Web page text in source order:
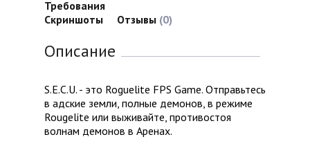
Требования
Скриншоты
Отзывы (0)
Описание
S.E.C.U. - это Roguelite FPS Game. Отправьтесь
в адские земли, полные демонов, в режиме
Rougelite или выживайте, противостоя
волнам демонов в Аренах.